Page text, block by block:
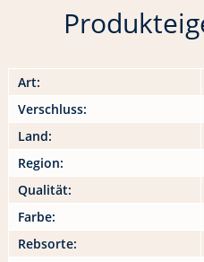
Art:
Verschluss:
Land:
Region:
Qualität:
Farbe:
Rebsorte: